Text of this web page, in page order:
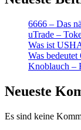
6666 – Das
uTrade –
Was ist
Was
Knoblauch –
Neueste
Es sind keine